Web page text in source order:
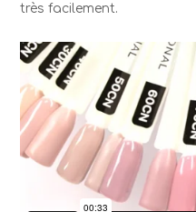
très facilement.